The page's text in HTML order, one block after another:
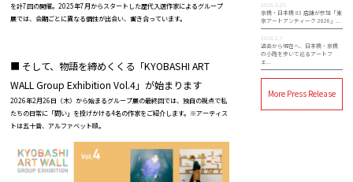
を計7回の開催。2025年7月からスタートした歴代入選作家によるグループ
展では、会期ごとに異なる個性が出会い、響き合っています。
■ そして、物語を締めくくる「KYOBASHI ART
WALL Group Exhibition Vol.4」が始まります
2026年2月26日（木）から始まるグループ展の最終回では、独自の視点で私
たちの日常に「問い」を投げかける4名の作家をご紹介します。※アーティス
トは五十音、アルファベット順。
2026.3.25
京橋・日本橋 83 店舗が参加「東
京アートアンティーク 2026」...
2026.2.7
過去から現在へ、日本橋・京橋
の小路を歩いて巡るアートフ
ェ...
More Press Release